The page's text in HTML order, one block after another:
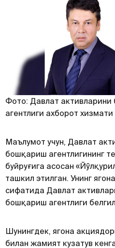
Фото: Давлат
агентлиги ахборот хизмати
Маълумот учун, Давлат
бошқариш агентлигининг
буйруғига асосан
ташкил этилган. Унинг
сифатида Давлат
бошқариш агентлиги
Шунингдек, ягона
билан жамият кузатув